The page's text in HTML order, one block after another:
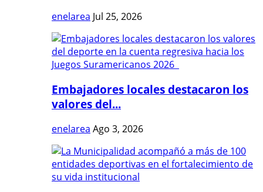
enelarea Jul 25, 2026
Embajadores locales destacaron los
valores del...
enelarea Ago 3, 2026